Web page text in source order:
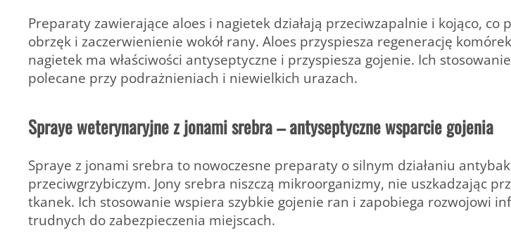
Preparaty zawierające aloes i nagietek działają przeciwzapalnie i kojąco, co
obrzęk i zaczerwienienie wokół rany. Aloes przyspiesza regenerację
nagietek ma właściwości antyseptyczne i przyspiesza gojenie. Ich
polecane przy podrażnieniach i niewielkich urazach.
Spraye weterynaryjne z jonami srebra – antyseptyczne wsparcie gojenia
Spraye z jonami srebra to nowoczesne preparaty o silnym działaniu
przeciwgrzybiczym. Jony srebra niszczą mikroorganizmy, nie uszkadzając
tkanek. Ich stosowanie wspiera szybkie gojenie ran i zapobiega rozwojowi
trudnych do zabezpieczenia miejscach.